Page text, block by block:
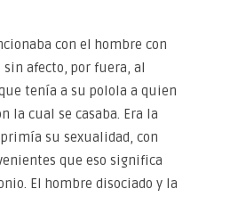
con el hombre con
afecto, por fuera, al
tenía a su polola a quien
la cual se casaba. Era la
su sexualidad, con
que eso significa
El hombre disociado y la